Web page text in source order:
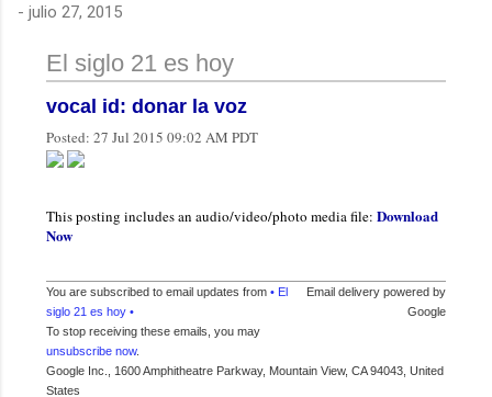
- julio 27, 2015
El siglo 21 es hoy
vocal id: donar la voz
Posted: 27 Jul 2015 09:02 AM PDT
This posting includes an audio/video/photo media file: Download
Now
You are subscribed to email updates from • El
siglo 21 es hoy •
To stop receiving these emails, you may
unsubscribe now.
Email delivery powered by
Google
Google Inc., 1600 Amphitheatre Parkway, Mountain View, CA 94043, United
States